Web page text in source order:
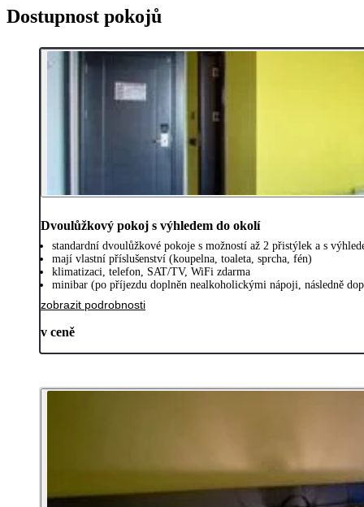
Dostupnost pokojů
Dvoulůžkový pokoj s výhledem do okolí
standardní dvoulůžkové pokoje s možností až 2 přistýlek a s
mají vlastní příslušenství (koupelna, toaleta, sprcha, fén)
klimatizaci, telefon, SAT/TV, WiFi zdarma
minibar (po příjezdu doplněn nealkoholickými nápoji, následně
zobrazit podrobnosti
v ceně